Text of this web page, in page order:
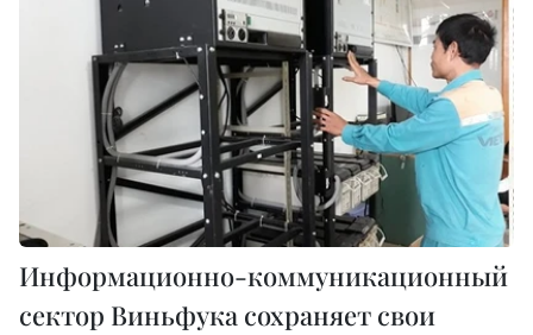
Информационно-коммуникационный
сектор Виньфука сохраняет свои